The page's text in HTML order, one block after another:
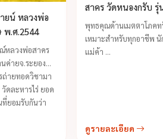
ยน์ หลวงพ่อ
พ.ศ.2544
หลวงพ่อสาคร
ค่ายจ.ระยอง
ถ่ายทอดวิชามา
ดละหารไร่ ยอด
ที่ยอมรับกันว่า
สาคร วัดหนองกรับ รุ่
พุทธคุณด้านเมตตาโภคท
เหมาะสำหรับทุกอาชีพ นั
แม่ค้า ...
ดูรายละเอียด